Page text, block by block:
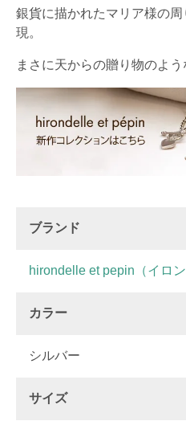
銀貨に描かれたマリア様の
現。
まさに天からの贈り物のよう
ブランド
hirondelle et pepin（イロ
カラー
シルバー
サイズ